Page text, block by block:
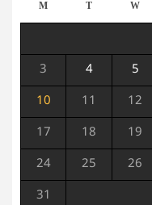
M T W
3 4 5
10 11 12
17 18 19
24 25 26
31